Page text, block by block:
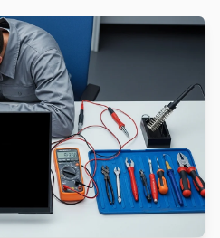
tamir yapılmazsa ücret
sorunu yönlendiriyoruz,